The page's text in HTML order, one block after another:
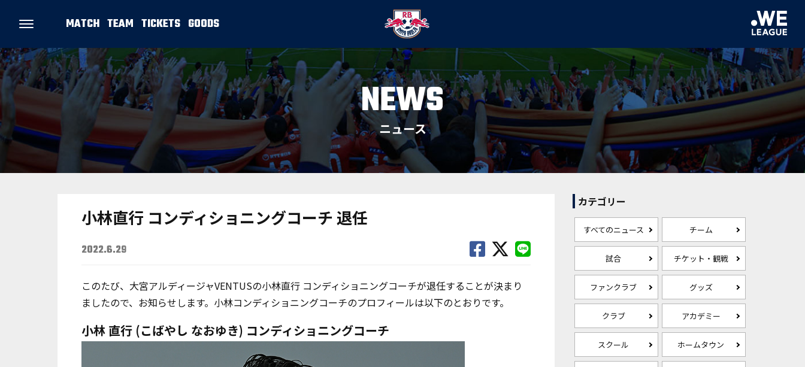
MATCH TEAM TICKETS GOODS
NEWS
ニュース
小林直行 コンディショニングコーチ 退任
2022.6.29
このたび、大宮アルディージャVENTUSの小林直行 コンディショニングコーチが退任することが決まり
ましたので、お知らせします。小林コンディショニングコーチのプロフィールは以下のとおりです。
小林 直行 (こばやし なおゆき) コンディショニングコーチ
カテゴリー
すべてのニュース チーム
試合 チケット・観戦
ファンクラブ グッズ
クラブ アカデミー
スクール ホームタウン